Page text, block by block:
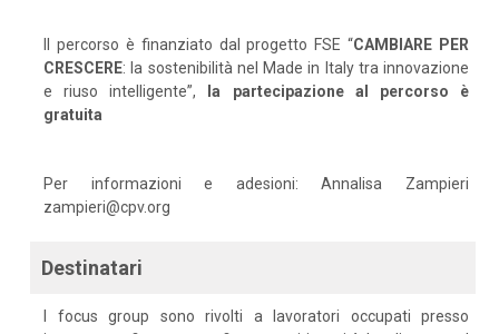
Il percorso è finanziato dal progetto FSE “CAMBIARE PER
CRESCERE: la sostenibilità nel Made in Italy tra innovazione
e riuso intelligente”,
la partecipazione al percorso è
gratuita
Per informazioni e adesioni: Annalisa Zampieri
zampieri@cpv.org
Destinatari
I focus group sono rivolti a lavoratori occupati presso